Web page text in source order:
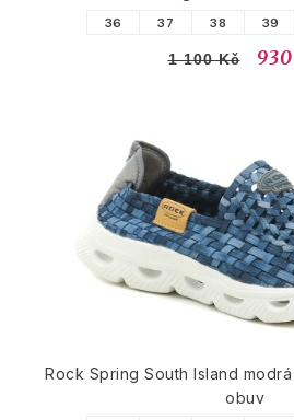
36 37 38 39
1 100 Kč
Rock Spring South Island
obuv